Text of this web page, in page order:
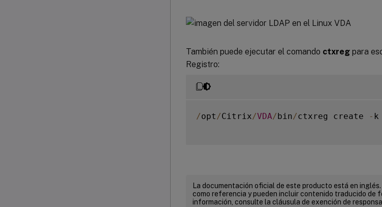
También puede ejecutar el comando ctxreg para
Registro:
/opt /Citrix/VDA/bin/ctxreg create - k
La documentación oficial de este producto está en
como referencia y pueden incluir contenido traducido de
información, consulte la cláusula de exención de